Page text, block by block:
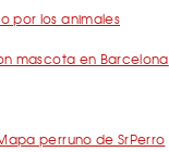
por los animales
mascota en Barcelona
perruno de SrPerro